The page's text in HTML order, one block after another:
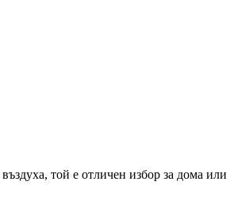
той е отличен избор за дома или